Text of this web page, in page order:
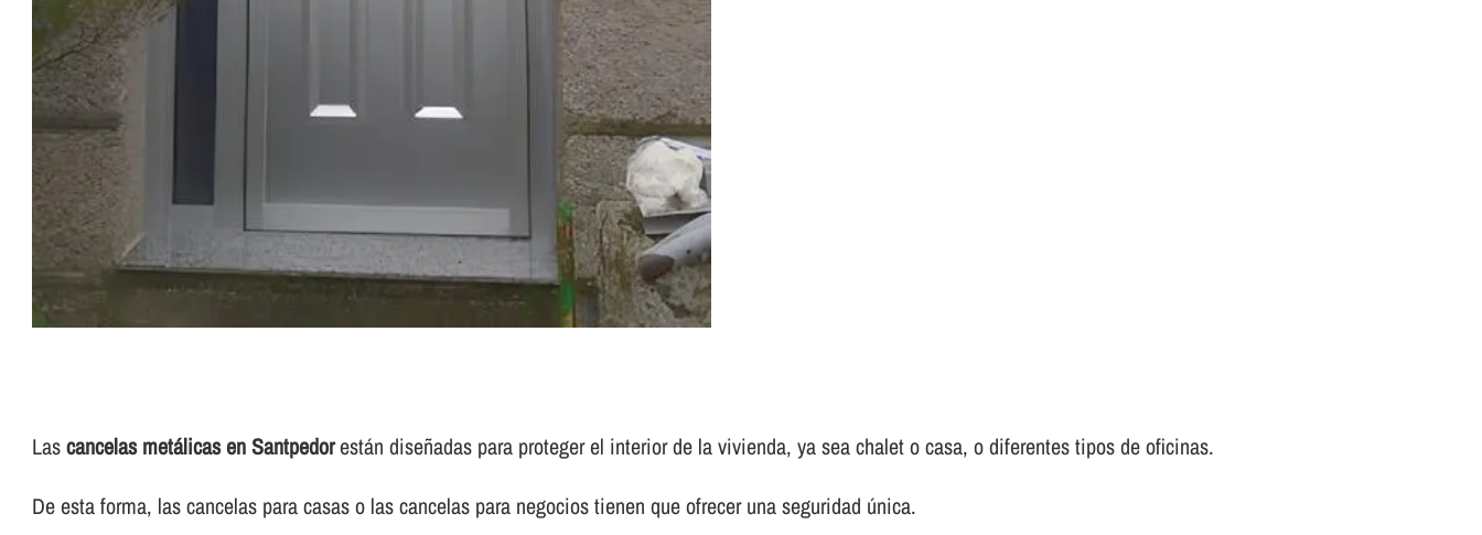
Lascancelas metálicas en Santpedorestán diseñadas para proteger el interior de la vivienda, ya sea chalet o casa, o diferentes tipos de oficinas.
De esta forma, las cancelas para casas o las cancelas para negocios tienen que ofrecer una seguridad única.